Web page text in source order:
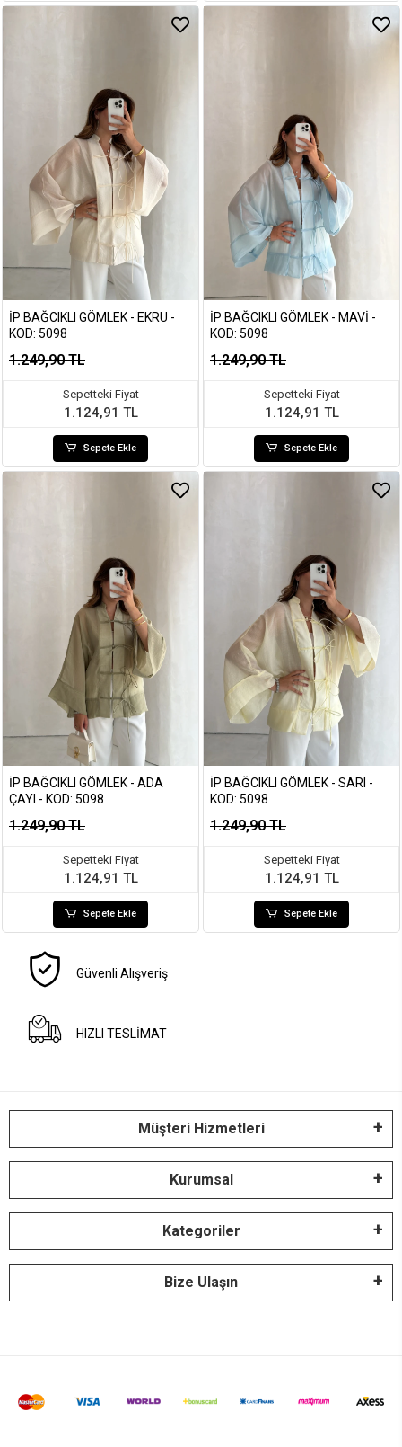
İP BAĞCIKLI GÖMLEK - EKRU -
KOD: 5098
1.249,90 TL
Sepetteki Fiyat
1.124,91 TL
Sepete Ekle
İP BAĞCIKLI GÖMLEK - MAVI -
KOD: 5098
1.249,90 TL
Sepetteki Fiyat
1.124,91 TL
Sepete Ekle
İP BAĞCIKLI GÖMLEK - ADA
ÇAYI - KOD: 5098
1.249,90 TL
Sepetteki Fiyat
1.124,91 TL
Sepete Ekle
İP BAĞCIKLI GÖMLEK - SARI -
KOD: 5098
1.249,90 TL
Sepetteki Fiyat
1.124,91 TL
Sepete Ekle
Güvenli Alışveriş
HIZLI TESLİMAT
Müşteri Hizmetleri
Kurumsal
Kategoriler
Bize Ulaşın